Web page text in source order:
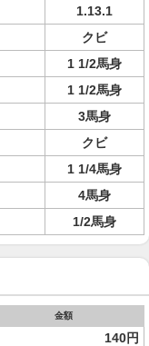
1.13.1
クビ
1 1/2馬身
1 1/2馬身
3馬身
クビ
1 1/4馬身
4馬身
1/2馬身
金額
140円